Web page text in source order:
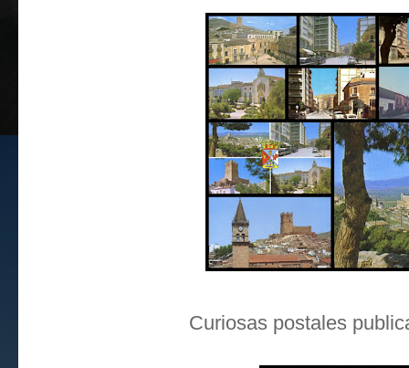
Curiosas postales